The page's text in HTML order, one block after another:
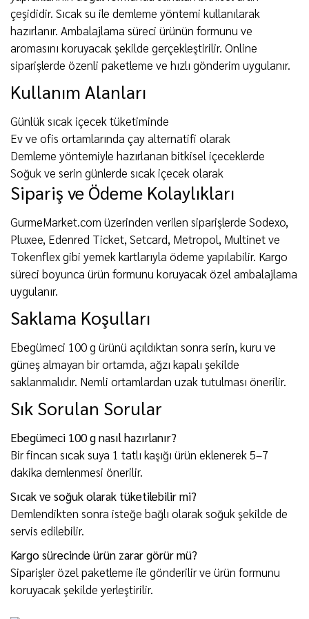
çeşididir. Sıcak su ile demleme yöntemi kullanılarak
hazırlanır. Ambalajlama süreci ürünün formunu ve
aromasını koruyacak şekilde gerçekleştirilir. Online
siparişlerde özenli paketleme ve hızlı gönderim uygulanır.
Kullanım Alanları
Günlük sıcak içecek tüketiminde
Ev ve ofis ortamlarında çay alternatifi olarak
Demleme yöntemiyle hazırlanan bitkisel içeceklerde
Soğuk ve serin günlerde sıcak içecek olarak
Sipariş ve Ödeme Kolaylıkları
GurmeMarket.com üzerinden verilen siparişlerde Sodexo,
Pluxee, Edenred Ticket, Setcard, Metropol, Multinet ve
Tokenflex gibi yemek kartlarıyla ödeme yapılabilir. Kargo
süreci boyunca ürün formunu koruyacak özel ambalajlama
uygulanır.
Saklama Koşulları
Ebegümeci 100 g ürünü açıldıktan sonra serin, kuru ve
güneş almayan bir ortamda, ağzı kapalı şekilde
saklanmalıdır. Nemli ortamlardan uzak tutulması önerilir.
Sık Sorulan Sorular
Ebegümeci 100 g nasıl hazırlanır?
Bir fincan sıcak suya 1 tatlı kaşığı ürün eklenerek 5–7
dakika demlenmesi önerilir.
Sıcak ve soğuk olarak tüketilebilir mi?
Demlendikten sonra isteğe bağlı olarak soğuk şekilde de
servis edilebilir.
Kargo sürecinde ürün zarar görür mü?
Siparişler özel paketleme ile gönderilir ve ürün formunu
koruyacak şekilde yerleştirilir.